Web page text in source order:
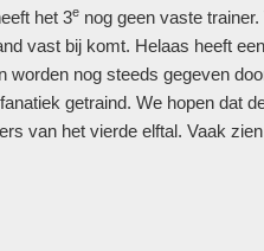
het 3e nog geen vaste
vast bij komt. Helaas heeft
worden nog steeds gegeven
getraind. We hopen dat
van het vierde elftal. Vaak